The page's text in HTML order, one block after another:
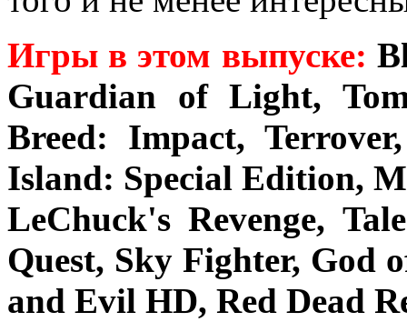
Игры в этом выпуске:
Guardian of Light,
Breed: Impact,
Island: Special Edition,
LeChuck's Revenge,
Quest, Sky Fighter, God
and Evil HD, Red Dead